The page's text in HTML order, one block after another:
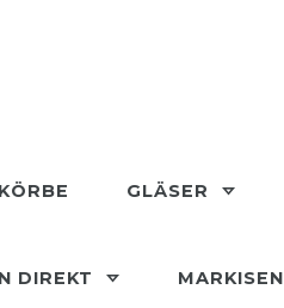
GLÄSER
DIREKT MARKISEN